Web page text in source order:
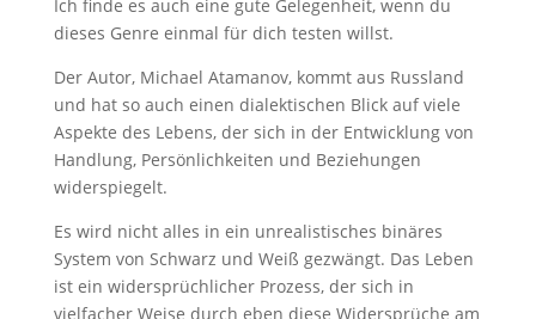
Ich finde es auch eine gute Gelegenheit, wenn du
dieses Genre einmal für dich testen willst.
Der Autor, Michael Atamanov, kommt aus Russland
und hat so auch einen dialektischen Blick auf viele
Aspekte des Lebens, der sich in der Entwicklung von
Handlung, Persönlichkeiten und Beziehungen
widerspiegelt.
Es wird nicht alles in ein unrealistisches binäres
System von Schwarz und Weiß gezwängt. Das Leben
ist ein widersprüchlicher Prozess, der sich in
vielfacher Weise durch eben diese Widersprüche am